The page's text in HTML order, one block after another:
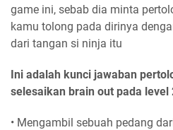
game ini, sebab dia minta
kamu tolong pada dirinya
dari tangan si ninja itu
Ini adalah kunci jawaban
selesaikan brain out pada level
• Mengambil sebuah pedang